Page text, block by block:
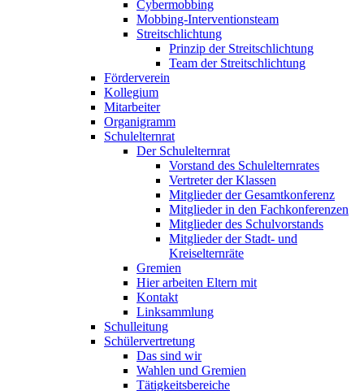
Cybermobbing
Mobbing-Interventionsteam
Streitschlichtung
Prinzip der Streitschlichtung
Team der Streitschlichtung
Förderverein
Kollegium
Mitarbeiter
Organigramm
Schulelternrat
Der Schulelternrat
Vorstand des Schulelternrates
Vertreter der Klassen
Mitglieder der Gesamtkonferenz
Mitglieder in den Fachkonferenzen
Mitglieder des Schulvorstands
Mitglieder der Stadt- und
Kreiselternräte
Gremien
Hier arbeiten Eltern mit
Kontakt
Linksammlung
Schulleitung
Schülervertretung
Das sind wir
Wahlen und Gremien
Tätigkeitsbereiche